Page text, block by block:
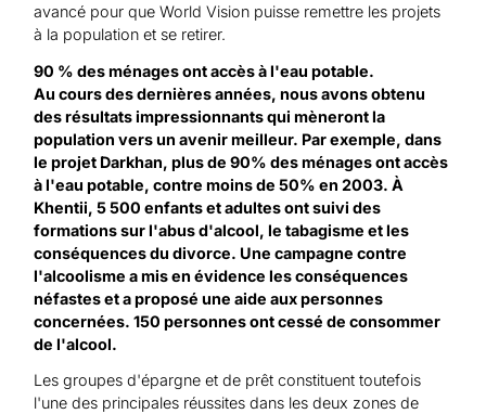
avancé pour que World Vision puisse remettre les projets
à la population et se retirer.
90 % des ménages ont accès à l'eau potable.
Au cours des dernières années, nous avons obtenu
des résultats impressionnants qui mèneront la
population vers un avenir meilleur. Par exemple, dans
le projet Darkhan, plus de 90% des ménages ont accès
à l'eau potable, contre moins de 50% en 2003. À
Khentii, 5 500 enfants et adultes ont suivi des
formations sur l'abus d'alcool, le tabagisme et les
conséquences du divorce. Une campagne contre
l'alcoolisme a mis en évidence les conséquences
néfastes et a proposé une aide aux personnes
concernées. 150 personnes ont cessé de consommer
de l'alcool.
Les groupes d'épargne et de prêt constituent toutefois
l'une des principales réussites dans les deux zones de